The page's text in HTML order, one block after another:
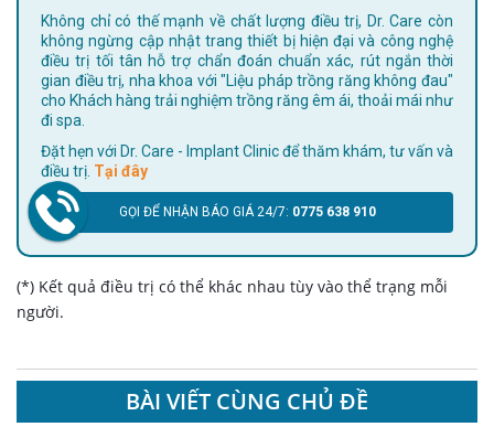
Không chỉ có thế mạnh về chất lượng điều trị, Dr. Care còn
không ngừng cập nhật trang thiết bị hiện đại và công nghệ
điều trị tối tân hỗ trợ chẩn đoán chuẩn xác, rút ngắn thời
gian điều trị, nha khoa với "Liệu pháp trồng răng không đau"
cho Khách hàng trải nghiệm trồng răng êm ái, thoải mái như
đi spa.
Đặt hẹn với Dr. Care - Implant Clinic để thăm khám, tư vấn và
điều trị. Tại đây
GỌI ĐỂ NHẬN BÁO GIÁ 24/7: 0775 638 910
(*) Kết quả điều trị có thể khác nhau tùy vào thể trạng mỗi
người.
BÀI VIẾT CÙNG CHỦ ĐỀ